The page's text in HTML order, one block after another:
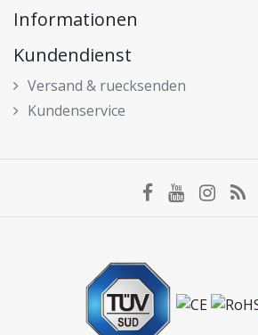
Informationen
Kundendienst
Versand & ruecksenden
Kundenservice